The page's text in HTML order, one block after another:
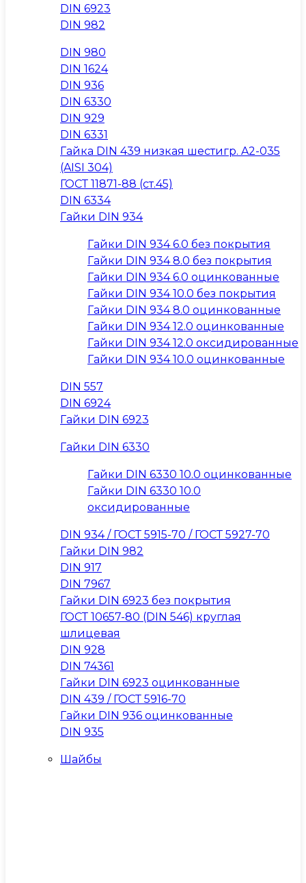
DIN 6923
DIN 982
DIN 980
DIN 1624
DIN 936
DIN 6330
DIN 929
DIN 6331
Гайка DIN 439 низкая шестигр. A2-035
(AISI 304)
ГОСТ 11871-88 (ст.45)
DIN 6334
Гайки DIN 934
Гайки DIN 934 6.0 без покрытия
Гайки DIN 934 8.0 без покрытия
Гайки DIN 934 6.0 оцинкованные
Гайки DIN 934 10.0 без покрытия
Гайки DIN 934 8.0 оцинкованные
Гайки DIN 934 12.0 оцинкованные
Гайки DIN 934 12.0 оксидированные
Гайки DIN 934 10.0 оцинкованные
DIN 557
DIN 6924
Гайки DIN 6923
Гайки DIN 6330
Гайки DIN 6330 10.0 оцинкованные
Гайки DIN 6330 10.0
оксидированные
DIN 934 / ГОСТ 5915-70 / ГОСТ 5927-70
Гайки DIN 982
DIN 917
DIN 7967
Гайки DIN 6923 без покрытия
ГОСТ 10657-80 (DIN 546) круглая
шлицевая
DIN 928
DIN 74361
Гайки DIN 6923 оцинкованные
DIN 439 / ГОСТ 5916-70
Гайки DIN 936 оцинкованные
DIN 935
Шайбы